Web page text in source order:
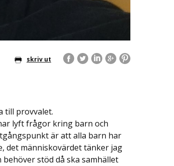
skriv ut
till provvalet.
lyft frågor kring barn och
är att alla barn har
det människovärdet tänker jag
stöd då ska samhället